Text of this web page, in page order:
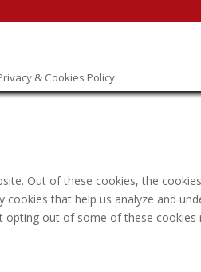
& Cookies Policy
Out of these cookies, the
that help us analyze and
out of some of these cookies